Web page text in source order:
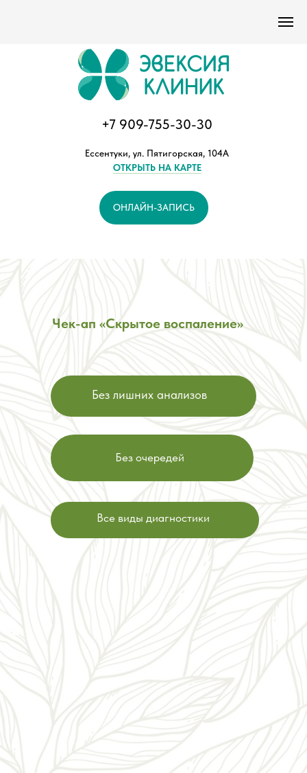
Версия сайта для слабовидящих
+7 909-755-30-30
Ессентуки, ул. Пятигорская, 104А
ОТКРЫТЬ НА КАРТЕ
ОНЛАЙН-ЗАПИСЬ
Чек-ап «Скрытое воспаление»
Без очередей
Без лишних анализов
Все виды диагностики